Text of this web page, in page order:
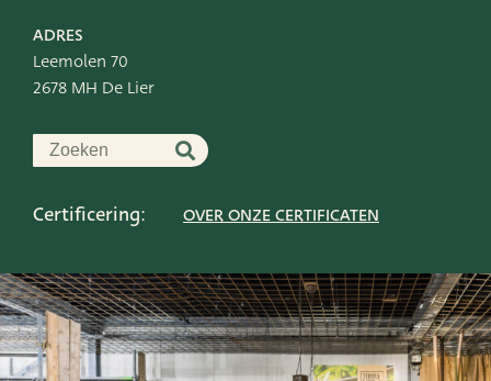
ADRES
Leemolen 70
2678 MH De Lier
Certificering: OVER ONZE CERTIFICATEN